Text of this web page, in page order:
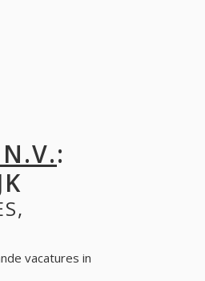
:
vacatures in